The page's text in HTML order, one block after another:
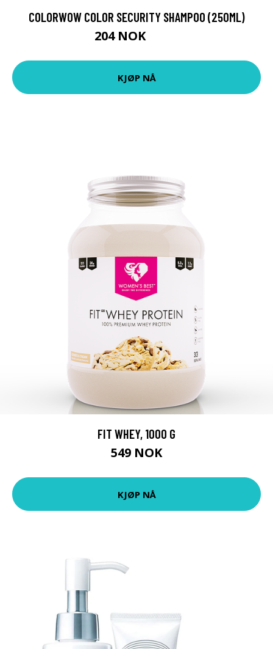
COLORWOW COLOR SECURITY SHAMPOO (250ML)
204 NOK
KJØP NÅ
FIT WHEY, 1000 G
549 NOK
KJØP NÅ